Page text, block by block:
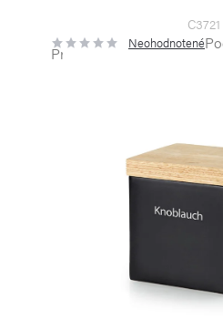
C3721
Priemerné
hodnotenie
Neohodnotené